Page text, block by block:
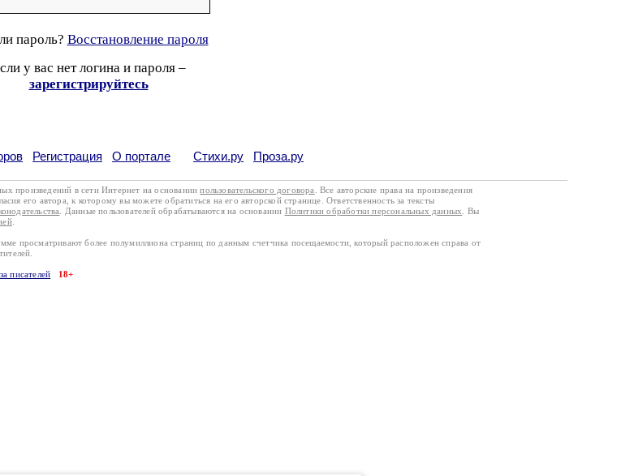
пароль? Восстановление пароля
у вас нет логина и пароля –
зарегистрируйтесь
Регистрация О портале Стихи.ру Проза.ру
произведений в сети Интернет на основаниипользовательского договора
. Все авторские права на произведения
его автора, к которому вы можете обратиться на его авторской странице. Ответственность за тексты
. Данные пользователей обрабатываются на основании Политики обработки персональных данных
. Вы
.
просматривают более полумиллиона страниц по данным счетчика посещаемости, который расположен справа от
писателей 18+